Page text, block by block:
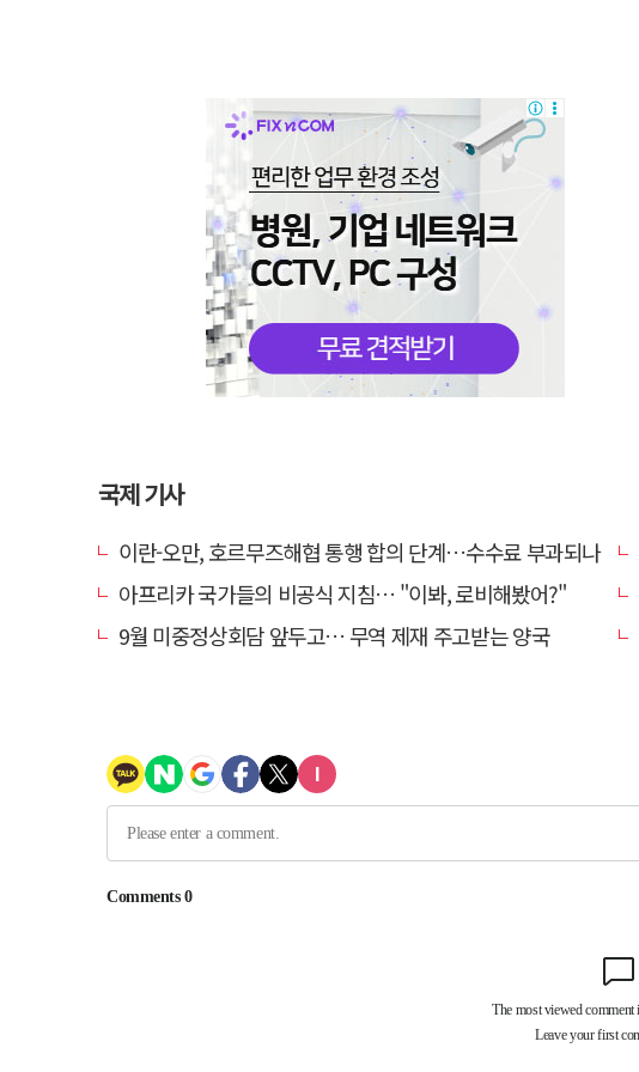
국제 기사
이란-오만, 호르무즈해협 통행 합의 단계…수수료 부과되나
아프리카 국가들의 비공식 지침… "이봐, 로비해봤어?"
9월 미중정상회담 앞두고… 무역 제재 주고받는 양국